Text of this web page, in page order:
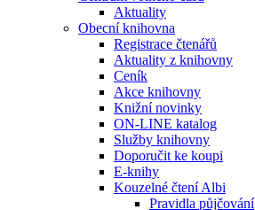
Aktuality
Obecní knihovna
Registrace čtenářů
Aktuality z knihovny
Ceník
Akce knihovny
Knižní novinky
ON-LINE katalog
Služby knihovny
Doporučit ke koupi
E-knihy
Kouzelné čtení Albi
Pravidla půjčování